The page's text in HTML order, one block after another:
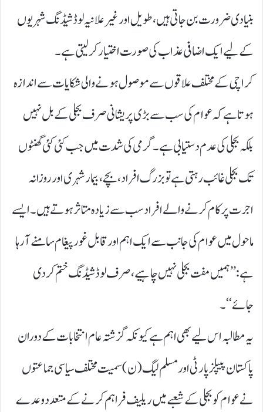
بنیادی ضرورت بن جاتی ہیں، طویل اور غیر علانیہ لوڈشیڈنگ شہریوں
کے لیے ایک اضافی عذاب کی صورت اختیار کر لیتی ہے۔
کراچی کے مختلف علاقوں سے موصول ہونے والی شکایات سے اندازہ
ہوتا ہے کہ عوام کی سب سے بڑی پریشانی صرف بجلی کے بل نہیں
بلکہ بجلی کی عدم دستیابی ہے۔ گرمی کی شدت میں جب کئی کئی گھنٹوں
تک بجلی غائب رہتی ہے تو بزرگ افراد، بچے، بیمار شہری اور روزانہ
اجرت پر کام کرنے والے افراد سب سے زیادہ متاثر ہوتے ہیں۔ ایسے
ماحول میں عوام کی جانب سے ایک اہم اور قابل غور پیغام سامنے آ رہا
ہے: ’’ ہمیں مفت بجلی نہیں چاہیے، صرف لوڈشیڈنگ ختم کر دی
جائے‘‘ ۔
یہ مطالبہ اس لیے بھی اہم ہے کیونکہ گزشتہ عام انتخابات کے دوران
پاکستان پیپلز پارٹی اور مسلم لیگ ( ن) سمیت مختلف سیاسی جماعتوں
نے عوام کو بجلی کے شعبے میں ریلیف فراہم کرنے کے متعدد وعدے